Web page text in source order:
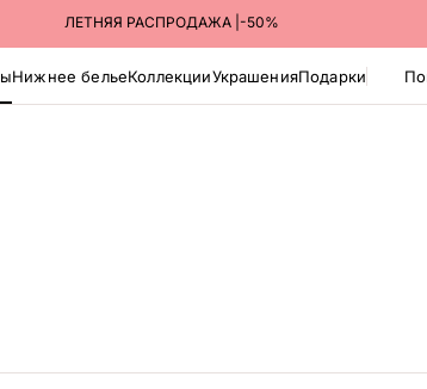
ЛЕТНЯЯ РАСПРОДАЖА |-50%
ЗАКАЗЫ В ПУНКТАХ ВЫДАЧИ ЯНДЕКС МАРКЕТА
Нижнее бельеКоллекцииУкрашенияПодарки